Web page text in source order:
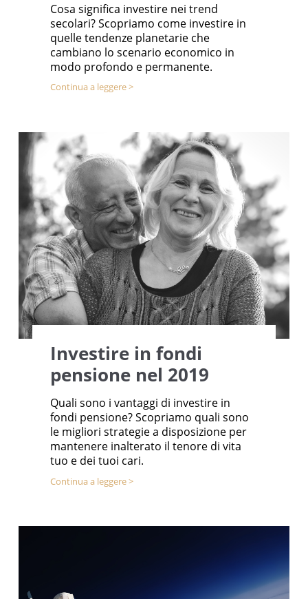
Cosa significa investire nei trend
secolari? Scopriamo come investire in
quelle tendenze planetarie che
cambiano lo scenario economico in
modo profondo e permanente.
Continua a leggere >
Investire in fondi
pensione nel 2019
Quali sono i vantaggi di investire in
fondi pensione? Scopriamo quali sono
le migliori strategie a disposizione per
mantenere inalterato il tenore di vita
tuo e dei tuoi cari.
Continua a leggere >